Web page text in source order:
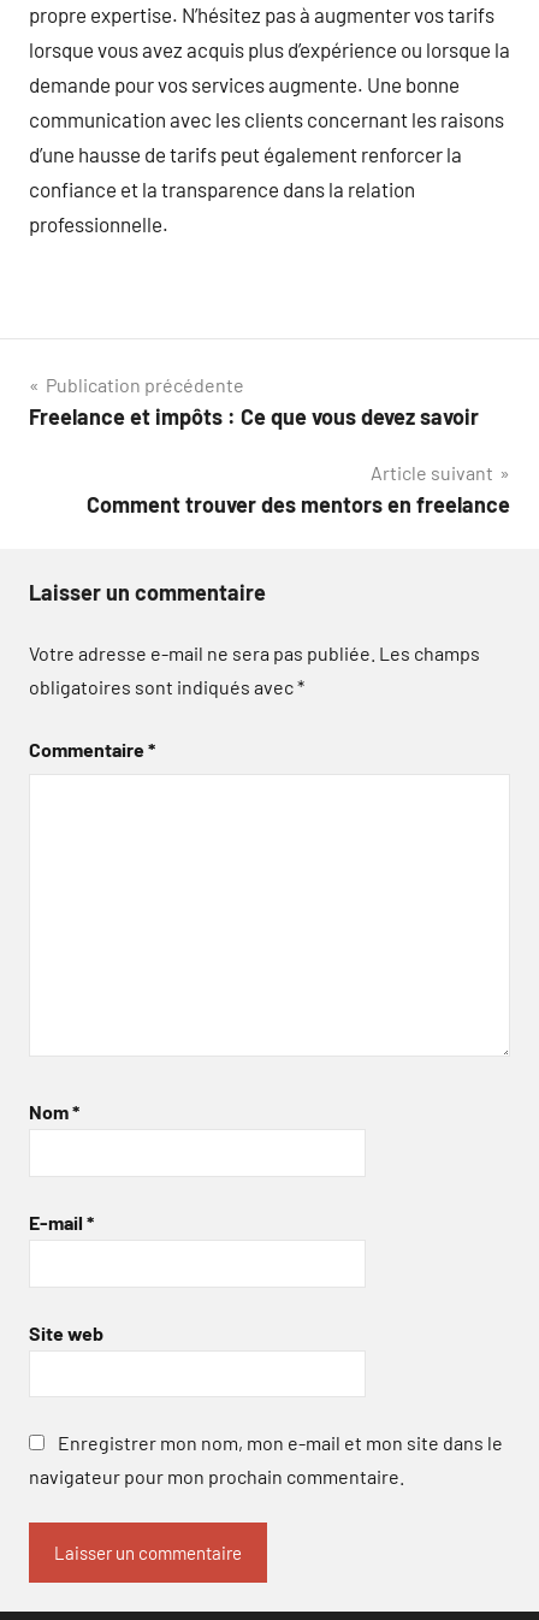
propre expertise. N’hésitez pas à augmenter vos tarifs
lorsque vous avez acquis plus d’expérience ou lorsque la
demande pour vos services augmente. Une bonne
communication avec les clients concernant les raisons
d’une hausse de tarifs peut également renforcer la
confiance et la transparence dans la relation
professionnelle.
Navigation
de
Publication précédente
Freelance et impôts : Ce que vous devez savoir
Article suivant
Comment trouver des mentors en freelance
Laisser un commentaire
Votre adresse e-mail ne sera pas publiée. Les champs
obligatoires sont indiqués avec*
Commentaire*
Nom*
E-mail *
Site web
Enregistrer mon nom, mon e-mail et mon site dans le
navigateur pour mon prochain commentaire.